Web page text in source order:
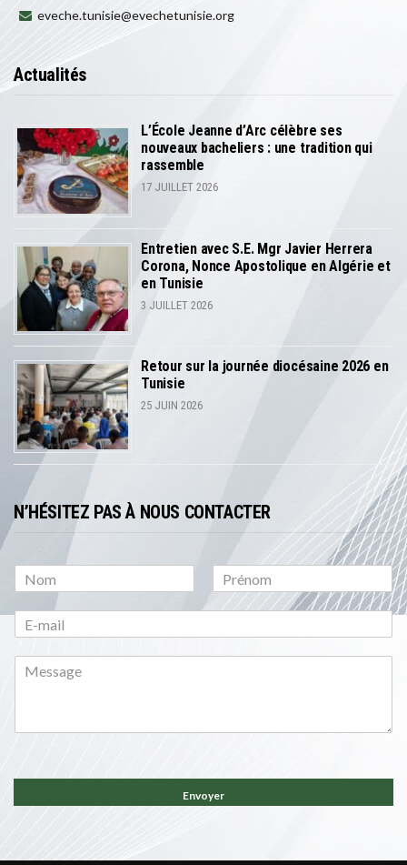
eveche.tunisie@evechetunisie.org
Actualités
L’École Jeanne d’Arc célèbre ses
nouveaux bacheliers : une tradition qui
rassemble
17 JUILLET 2026
Entretien avec S.E. Mgr Javier Herrera
Corona, Nonce Apostolique en Algérie et
en Tunisie
3 JUILLET 2026
Retour sur la journée diocésaine 2026 en
Tunisie
25 JUIN 2026
N’HÉSITEZ PAS À NOUS CONTACTER
r
n
o
o
Envoyer